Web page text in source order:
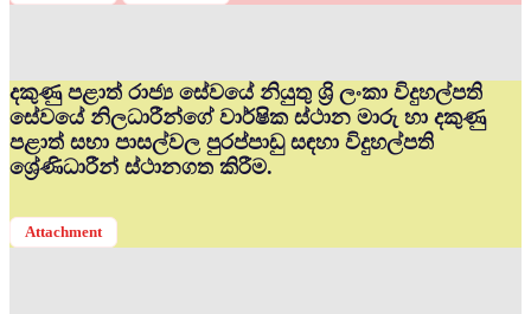
දකුණු පළාත් රාජ්‍ය සේවයේ නියුතු ශ්‍රි ලංකා විදුහල්පති
සේවයේ නිලධාරීන්ගේ වාර්ෂික ස්ථාන මාරු හා දකුණු
පළාත් සභා පාසල්වල පුරප්පාඩු සඳහා විදුහල්පති
ශ්‍රේණිධාරීන් ස්ථානගත කිරීම.
Attachment